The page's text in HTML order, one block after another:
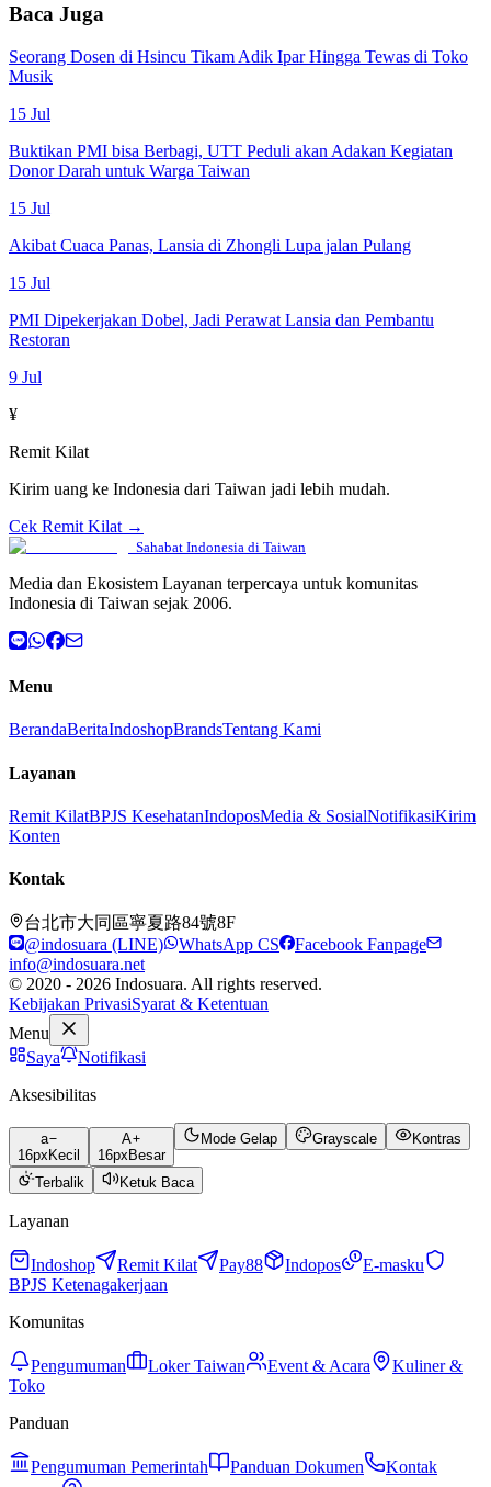
Baca Juga
Seorang Dosen di Hsincu Tikam Adik Ipar Hingga Tewas di Toko
Musik
15 Jul
Buktikan PMI bisa Berbagi, UTT Peduli akan Adakan Kegiatan
Donor Darah untuk Warga Taiwan
15 Jul
Akibat Cuaca Panas, Lansia di Zhongli Lupa jalan Pulang
15 Jul
PMI Dipekerjakan Dobel, Jadi Perawat Lansia dan Pembantu
Restoran
9 Jul
¥
Remit Kilat
Kirim uang ke Indonesia dari Taiwan jadi lebih mudah.
Cek Remit Kilat →
Sahabat Indonesia di Taiwan
Media dan Ekosistem Layanan terpercaya untuk komunitas
Indonesia di Taiwan sejak 2006.
Menu
BerandaBeritaIndoshopBrandsTentang Kami
Layanan
Remit KilatBPJS KesehatanIndoposMedia & SosialNotifikasiKirim
Konten
Kontak
台北市大同區寧夏路84號8F
@indosuara (LINE)
WhatsApp CS
Facebook Fanpage
info@indosuara.net
© 2020 - 2026 Indosuara. All rights reserved.
Kebijakan PrivasiSyarat & Ketentuan
Menu
Saya
Notifikasi
Aksesibilitas
a
16px Kecil
A
16px Besar
Mode Gelap Grayscale Kontras
Terbalik Ketuk Baca
Layanan
Indoshop Remit Kilat Pay88 Indopos
E-masku
BPJS Ketenagakerjaan
Komunitas
Pengumuman Loker Taiwan Event & Acara
Kuliner &
Toko
Panduan
Pengumuman Pemerintah Panduan Dokumen
Kontak